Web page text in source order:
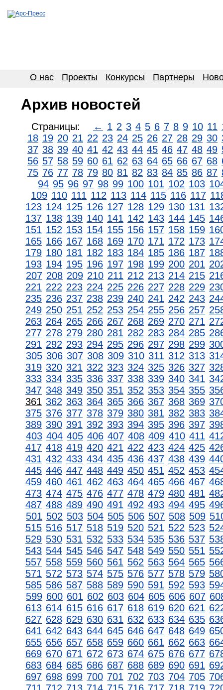
О нас Проекты Конкурсы Партнеры
Архив новостей
Страницы: ← 1 2 3 4 5 6 7 8 9 10 11
18 19 20 21 22 23 24 25 26 27 28 29 30
37 38 39 40 41 42 43 44 45 46 47 48 49
56 57 58 59 60 61 62 63 64 65 66 67 68
75 76 77 78 79 80 81 82 83 84 85 86 87
94 95 96 97 98 99 100 101 102 103
109 110 111 112 113 114 115 116 117
123 124 125 126 127 128 129 130 131
137 138 139 140 141 142 143 144 145
151 152 153 154 155 156 157 158 159
165 166 167 168 169 170 171 172 173
179 180 181 182 183 184 185 186 187
193 194 195 196 197 198 199 200 201
207 208 209 210 211 212 213 214 215
221 222 223 224 225 226 227 228 229
235 236 237 238 239 240 241 242 243
249 250 251 252 253 254 255 256 257
263 264 265 266 267 268 269 270 271
277 278 279 280 281 282 283 284 285
291 292 293 294 295 296 297 298 299
305 306 307 308 309 310 311 312 313
319 320 321 322 323 324 325 326 327
333 334 335 336 337 338 339 340 341
347 348 349 350 351 352 353 354 355
361 362 363 364 365 366 367 368 369
375 376 377 378 379 380 381 382 383
389 390 391 392 393 394 395 396 397
403 404 405 406 407 408 409 410 411
417 418 419 420 421 422 423 424 425
431 432 433 434 435 436 437 438 439
445 446 447 448 449 450 451 452 453
459 460 461 462 463 464 465 466 467
473 474 475 476 477 478 479 480 481
487 488 489 490 491 492 493 494 495
501 502 503 504 505 506 507 508 509
515 516 517 518 519 520 521 522 523
529 530 531 532 533 534 535 536 537
543 544 545 546 547 548 549 550 551
557 558 559 560 561 562 563 564 565
571 572 573 574 575 576 577 578 579
585 586 587 588 589 590 591 592 593
599 600 601 602 603 604 605 606 607
613 614 615 616 617 618 619 620 621
627 628 629 630 631 632 633 634 635
641 642 643 644 645 646 647 648 649
655 656 657 658 659 660 661 662 663
669 670 671 672 673 674 675 676 677
683 684 685 686 687 688 689 690 691
697 698 699 700 701 702 703 704 705